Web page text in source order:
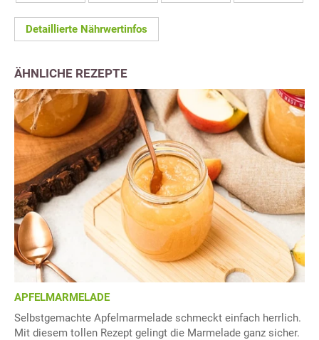
Detaillierte Nährwertinfos
ÄHNLICHE REZEPTE
APFELMARMELADE
Selbstgemachte Apfelmarmelade schmeckt einfach herrlich.
Mit diesem tollen Rezept gelingt die Marmelade ganz sicher.